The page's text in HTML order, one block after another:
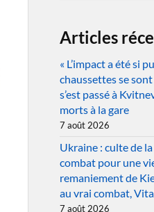
Articles
« L’impact a été si
chaussettes se
s’est passé à
morts à la gare
7 août 2026
Ukraine : culte de
combat pour une
remaniement de
au vrai combat,
7 août 2026